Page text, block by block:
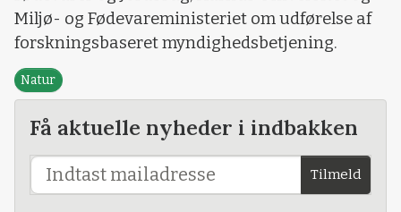
Miljø- og Fødevareministeriet om udførelse af
forskningsbaseret myndighedsbetjening.
Natur
Få aktuelle nyheder i indbakken
Tilmeld